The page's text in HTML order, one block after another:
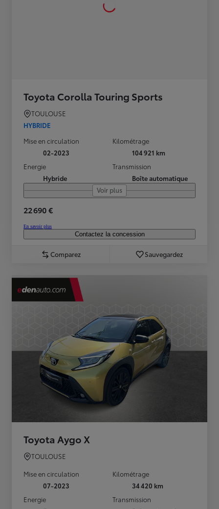
Toyota Corolla Touring Sports
TOULOUSE
HYBRIDE
Mise en circulation
02-2023
Kilométrage
104 921 km
Energie
Hybride
Transmission
Boîte automatique
Voir plus
22 690 €
En savoir plus
Contactez la concession
Comparez Sauvegardez
Toyota Aygo X
TOULOUSE
Mise en circulation
07-2023
Kilométrage
34 420 km
Energie
Transmission